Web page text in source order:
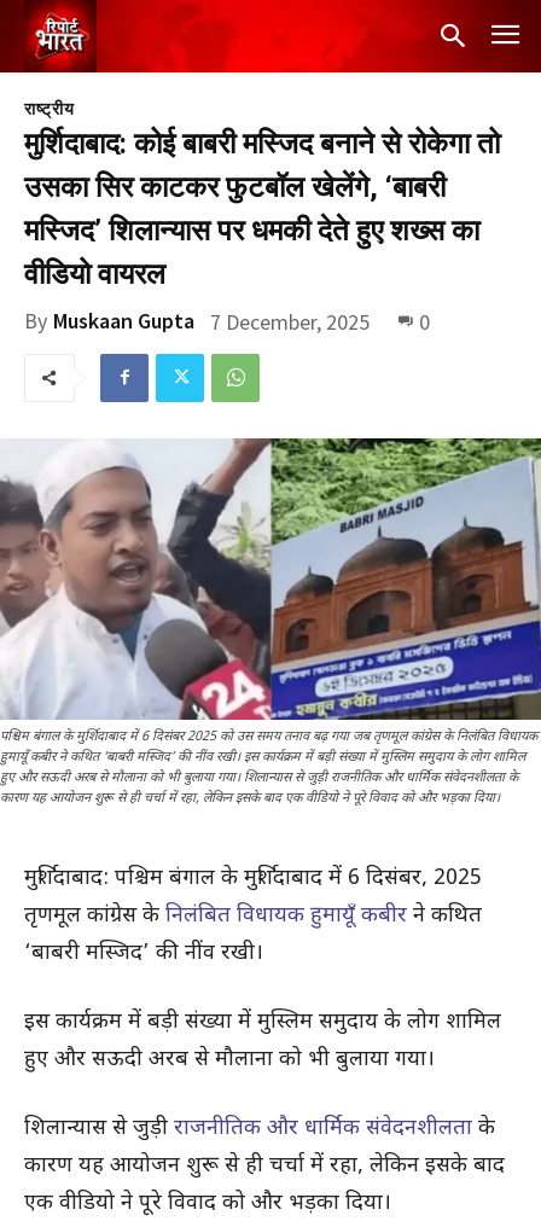
राष्ट्रीय
मुर्शिदाबाद: कोई बाबरी मस्जिद बनाने से रोकेगा तो
उसका सिर काटकर फुटबॉल खेलेंगे, ‘बाबरी
मस्जिद’ शिलान्यास पर धमकी देते हुए शख्स का
वीडियो वायरल
By Muskaan Gupta 7 December, 2025 0
पश्चिम बंगाल के मुर्शिदाबाद में 6 दिसंबर 2025 को उस समय तनाव बढ़ गया जब तृणमूल कांग्रेस के निलंबित विधायक
हुमायूँ कबीर ने कथित ‘बाबरी मस्जिद’ की नींव रखी। इस कार्यक्रम में बड़ी संख्या में मुस्लिम समुदाय के लोग शामिल
हुए और सऊदी अरब से मौलाना को भी बुलाया गया। शिलान्यास से जुड़ी राजनीतिक और धार्मिक संवेदनशीलता के
कारण यह आयोजन शुरू से ही चर्चा में रहा, लेकिन इसके बाद एक वीडियो ने पूरे विवाद को और भड़का दिया।
मुर्शिदाबाद: पश्चिम बंगाल के मुर्शिदाबाद में 6 दिसंबर, 2025
तृणमूल कांग्रेस के निलंबित विधायक हुमायूँ कबीर ने कथित
‘बाबरी मस्जिद’ की नींव रखी।
इस कार्यक्रम में बड़ी संख्या में मुस्लिम समुदाय के लोग शामिल
हुए और सऊदी अरब से मौलाना को भी बुलाया गया।
शिलान्यास से जुड़ी राजनीतिक और धार्मिक संवेदनशीलता के
कारण यह आयोजन शुरू से ही चर्चा में रहा, लेकिन इसके बाद
एक वीडियो ने पूरे विवाद को और भड़का दिया।